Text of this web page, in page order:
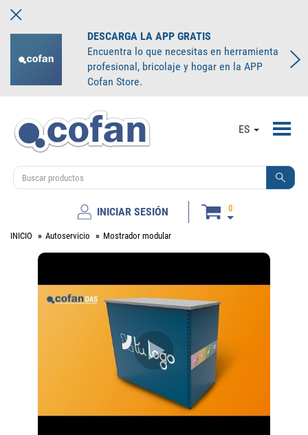
DESCARGA LA APP GRATIS
Encuentra lo que necesitas en herramienta
profesional, bricolaje y hogar en la APP
Cofan Store.
ES
INICIAR SESIÓN 0
INICIO Autoservicio Mostrador modular